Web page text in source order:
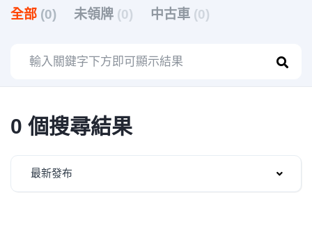
全部 (0) 未領牌 (0) 中古車 (0)
0 個搜尋結果
最新發布